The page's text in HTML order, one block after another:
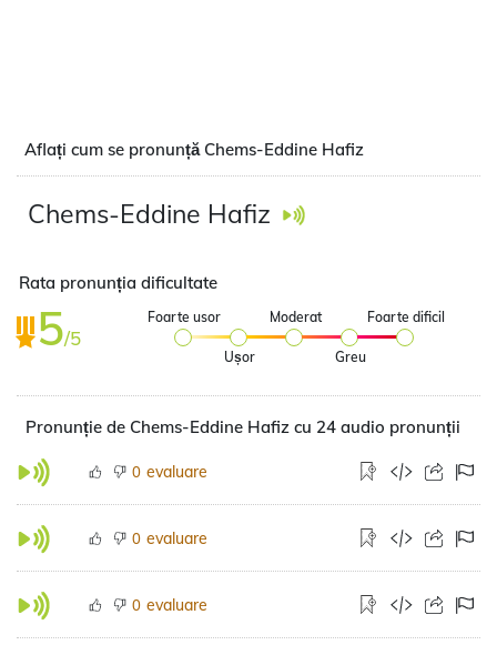
Aflați cum se pronunță Chems-Eddine Hafiz
Chems-Eddine Hafiz
Rata pronunția dificultate
5/5
Foarte usor
Ușor
Moderat
Greu
Foarte dificil
Pronunție de Chems-Eddine Hafiz cu 24 audio pronunții
0 evaluare
0 evaluare
0 evaluare